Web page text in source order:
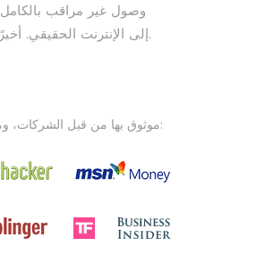
وصول غير مراقب بالكامل
إلى الإنترنت الحقيقي. أخيرًا.
موثوق بها من قبل الشركات، ومنها: